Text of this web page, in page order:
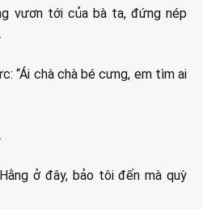
vươn tới của bà ta, đứng nép
“Ái chà chà bé cưng, em tìm ai
ở đây, bảo tôi đến mà quỳ